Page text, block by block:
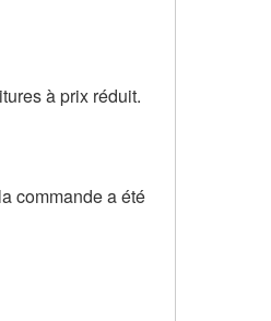
à prix réduit.
commande a été